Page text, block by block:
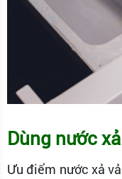
Dùng nước
Ưu điểm nước xả